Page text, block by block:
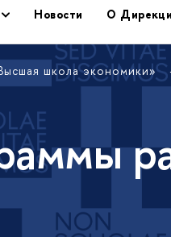
Новости О
школа экономики»